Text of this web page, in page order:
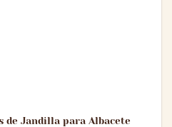
de Jandilla para Albacete